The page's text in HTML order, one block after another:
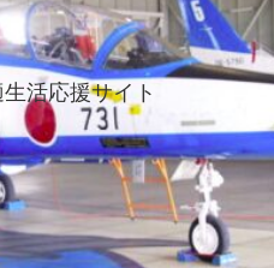
活応援サイト